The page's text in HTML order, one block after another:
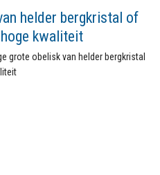
helder bergkristal of
kwaliteit
grote obelisk van helder bergkristal